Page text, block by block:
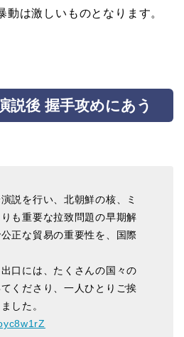
動は激しいものとなります。
説後 握手攻めにあう
説を行い、北朝鮮の核、ミ
も重要な拉致問題の早期解
正な貿易の重要性を、国際
口には、たくさんの国々の
くださり、一人ひとりご挨
した。